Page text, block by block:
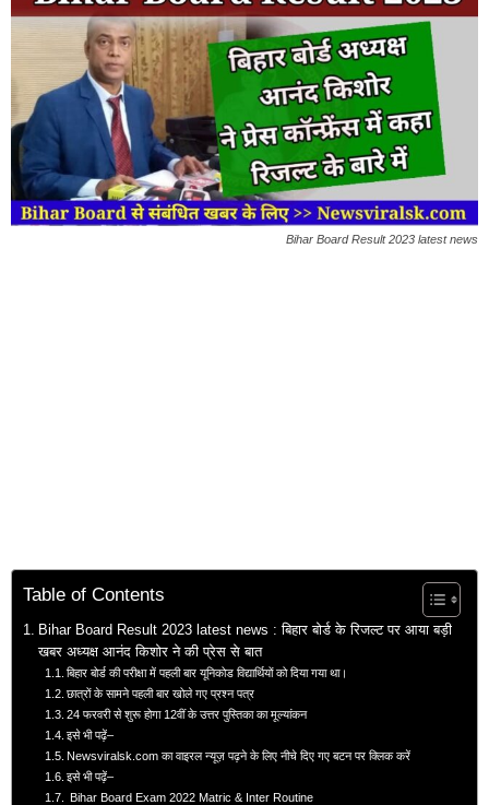
Bihar Board Result 2023 latest news
Table of Contents
Bihar Board Result 2023 latest news : बिहार बोर्ड के रिजल्ट पर आया बड़ी
खबर अध्यक्ष आनंद किशोर ने की प्रेस से बात
बिहार बोर्ड की परीक्षा में पहली बार यूनिकोड विद्यार्थियों को दिया गया था।
छात्रों के सामने पहली बार खोले गए प्रश्न पत्र
24 फरवरी से शुरू होगा 12वीं के उत्तर पुस्तिका का मूल्यांकन
इसे भी पढ़ें–
Newsviralsk.com का वाइरल न्यूज़ पढ़ने के लिए नीचे दिए गए बटन पर क्लिक करें
इसे भी पढ़ें–
Bihar Board Exam 2022 Matric & Inter Routine